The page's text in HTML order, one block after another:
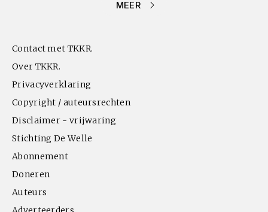
MEER
Contact met TKKR.
Over TKKR.
Privacyverklaring
Copyright / auteursrechten
Disclaimer - vrijwaring
Stichting De Welle
Abonnement
Doneren
Auteurs